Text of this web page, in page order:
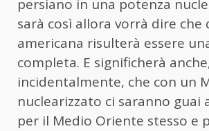
persiano in una potenza
sarà così allora vorrà dire che
americana risulterà essere
completa. E significherà
incidentalmente, che con un
nuclearizzato ci saranno guai
per il Medio Oriente stesso e